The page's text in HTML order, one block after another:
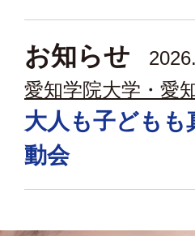
お知らせ
愛知学院大学・愛
大人も子ども
動会